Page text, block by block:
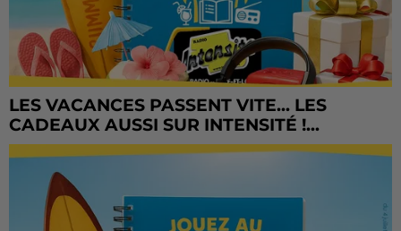
LES VACANCES PASSENT VITE... LES
CADEAUX AUSSI SUR INTENSITÉ !...